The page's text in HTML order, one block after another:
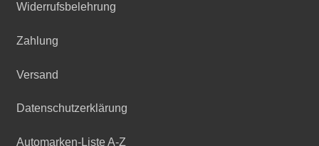
Widerrufsbelehrung
Zahlung
Versand
Datenschutzerklärung
Automarken-Liste A-Z